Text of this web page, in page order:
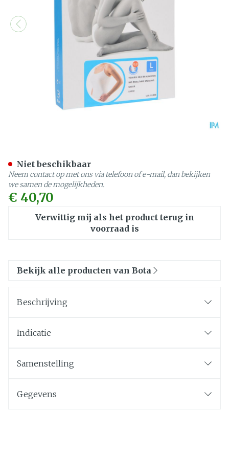
€ 40,70
Verwittig mij als het product terug in
voorraad is
Niet beschikbaar
Neem contact op met ons via telefoon of e-mail, dan bekijken
we samen de mogelijkheden.
Bekijk alle producten van Bota
Beschrijving
Indicatie
Samenstelling
Gegevens